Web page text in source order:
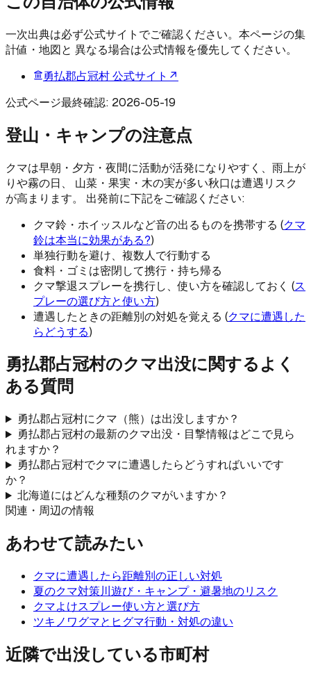
一次出典は必ず公式サイトでご確認ください。本ページの集
計値・地図と 異なる場合は公式情報を優先してください。
勇払郡占冠村公式サイト ↗
公式ページ最終確認: 2026-05-19
登山・キャンプの注意点
クマは早朝・夕方・夜間に活動が活発になりやすく、雨上が
りや霧の日、 山菜・果実・木の実が多い秋口は遭遇リスク
が高まります。 出発前に下記をご確認ください:
クマ鈴・ホイッスルなど音の出るものを携帯する (クマ
鈴は本当に効果がある?)
単独行動を避け、複数人で行動する
食料・ゴミは密閉して携行・持ち帰る
クマ撃退スプレーを携行し、使い方を確認しておく (ス
プレーの選び方と使い方)
遭遇したときの距離別の対処を覚える (クマに遭遇した
らどうする)
勇払郡占冠村のクマ出没に関するよく
ある質問
勇払郡占冠村にクマ（熊）は出没しますか？
勇払郡占冠村の最新のクマ出没・目撃情報はどこで見ら
れますか？
勇払郡占冠村でクマに遭遇したらどうすればいいです
か？
北海道にはどんな種類のクマがいますか？
関連・周辺の情報
あわせて読みたい
クマに遭遇したら距離別の正しい対処
夏のクマ対策川遊び・キャンプ・避暑地のリスク
クマよけスプレー使い方と選び方
ツキノワグマとヒグマ行動・対処の違い
近隣で出没している市町村